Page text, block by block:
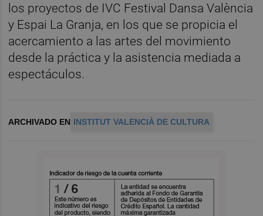
los proyectos de IVC Festival Dansa València
y Espai La Granja, en los que se propicia el
acercamiento a las artes del movimiento
desde la práctica y la asistencia mediada a
espectáculos.
ARCHIVADO EN INSTITUT VALENCIÀ DE CULTURA